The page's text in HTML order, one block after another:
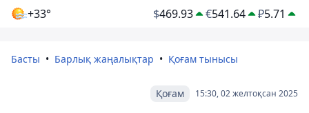
+33° $469.93 €541.64 ₽5.71
Басты Барлық жаңалықтар Қоғам тынысы
15:30, 02 желтоқсан 2025
Қоғам